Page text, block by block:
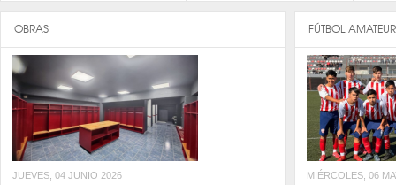
OBRAS
JUEVES, 04 JUNIO 2026
FÚTBOL AMATEUR
MIÉRCOLES, 06